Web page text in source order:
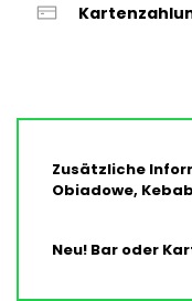
Zusätzliche
Obiadowe,
Neu! Bar oder